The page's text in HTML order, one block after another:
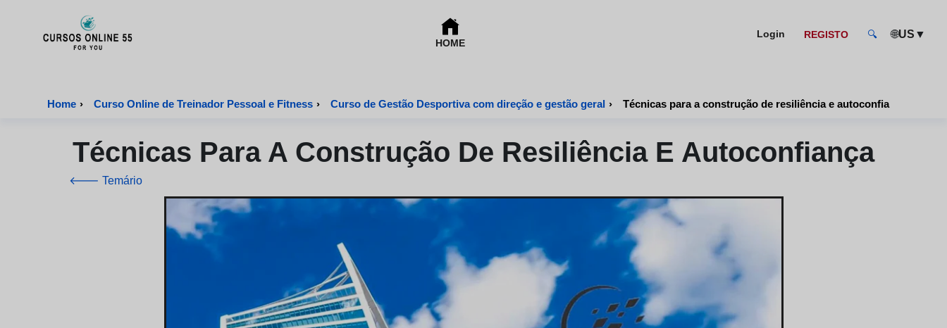
HOME
Login REGISTO 🔍 🌐US ▼
Home › Curso Online de Treinador Pessoal e Fitness › Curso de Gestão Desportiva com direção e gestão geral › Técnicas para a construção de resiliência e autoconfiança
Técnicas Para A Construção De Resiliência E Autoconfiança
🡐 Temário